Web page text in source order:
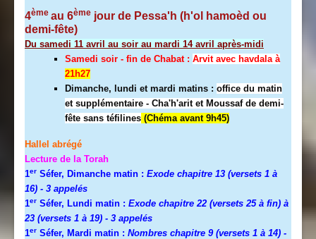
4ème au 6ème jour de Pessa'h (h'ol hamoèd ou
demi-fête)
Du samedi 11 avril au soir au mardi 14 avril après-midi
Samedi soir - fin de Chabat : Arvit avec havdala à
21h27
Dimanche, lundi et mardi matins : office du matin
et supplémentaire - Cha'h'arit et Moussaf de demi-
fête sans téfilines (Chéma avant 9h45)
Hallel abrégé
Lecture de la Torah
1er Séfer, Dimanche matin : Exode chapitre 13 (versets 1 à
16) - 3 appelés
1er Séfer, Lundi matin : Exode chapitre 22 (versets 25 à fin) à
23 (versets 1 à 19) - 3 appelés
1er Séfer, Mardi matin : Nombres chapitre 9 (versets 1 à 14) -